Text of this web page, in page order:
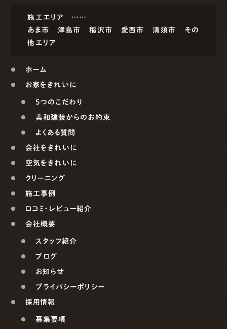
施工エリア ……
あま市
津島市 稲沢市 愛西市 清須市
その
他エリア
ホーム
お家をきれいに
5つのこだわり
美和建装からのお約束
よくある質問
会社をきれいに
空気をきれいに
クリーニング
施工事例
口コミ・レビュー紹介
会社概要
スタッフ紹介
ブログ
お知らせ
プライバシーポリシー
採用情報
募集要項